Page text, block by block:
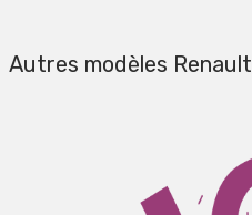
Autres modèles Renault